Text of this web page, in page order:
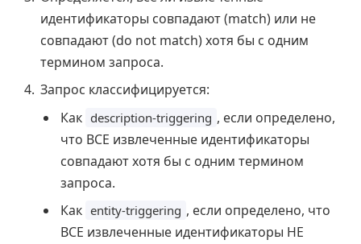
идентификаторы совпадают (match) или не
совпадают (do not match) хотя бы с одним
термином запроса.
Запрос классифицируется:
Как description-triggering , если определено,
что ВСЕ извлеченные идентификаторы
совпадают хотя бы с одним термином
запроса.
Как entity-triggering , если определено, что
ВСЕ извлеченные идентификаторы НЕ